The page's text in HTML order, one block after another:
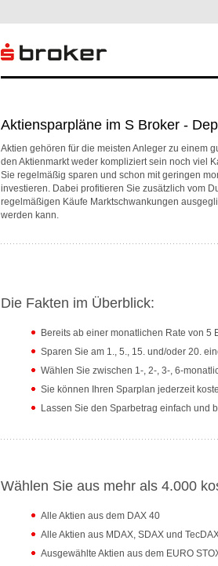
Aktiensparpläne im S Broker -
Aktien gehören für die meisten Anleger zu einem
den Aktienmarkt weder kompliziert sein noch viel
Sie regelmäßig sparen und schon mit geringen
investieren. Dabei profitieren Sie zusätzlich vom
regelmäßigen Käufe Marktschwankungen
werden kann.
Die Fakten im Überblick:
Bereits ab einer monatlichen Rate von 5
Sparen Sie am 1., 5., 15. und/oder 20.
Wählen Sie zwischen 1-, 2-, 3-, 6-
Sie können Ihren Sparplan jederzeit
Lassen Sie den Sparbetrag einfach und
Wählen Sie aus mehr als 4.000
Alle Aktien aus dem DAX 40
Alle Aktien aus MDAX, SDAX und
Ausgewählte Aktien aus dem EURO